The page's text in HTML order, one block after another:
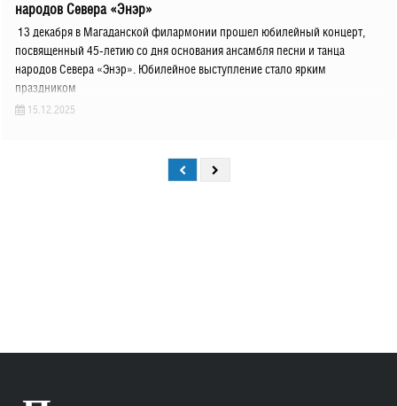
народов Севера «Энэр»
13 декабря в Магаданской филармонии прошел юбилейный концерт,
посвященный 45-летию со дня основания ансамбля песни и танца
народов Севера «Энэр». Юбилейное выступление стало ярким
праздником
15.12.2025